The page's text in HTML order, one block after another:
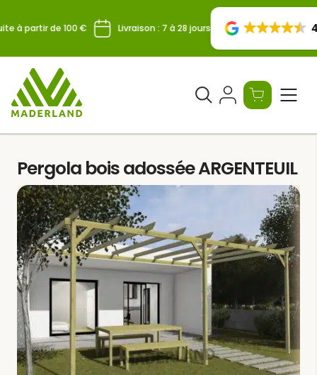
toà partir de 100 € Livraison : 7 à 28 jours
Ouvrir
formulaire
recherche
Pergola bois adossée ARGENTEUIL